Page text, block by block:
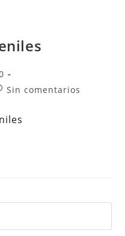
Sin comentarios